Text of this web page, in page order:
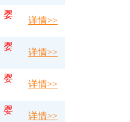
婴
详情>>
婴
详情>>
婴
详情>>
婴
详情>>